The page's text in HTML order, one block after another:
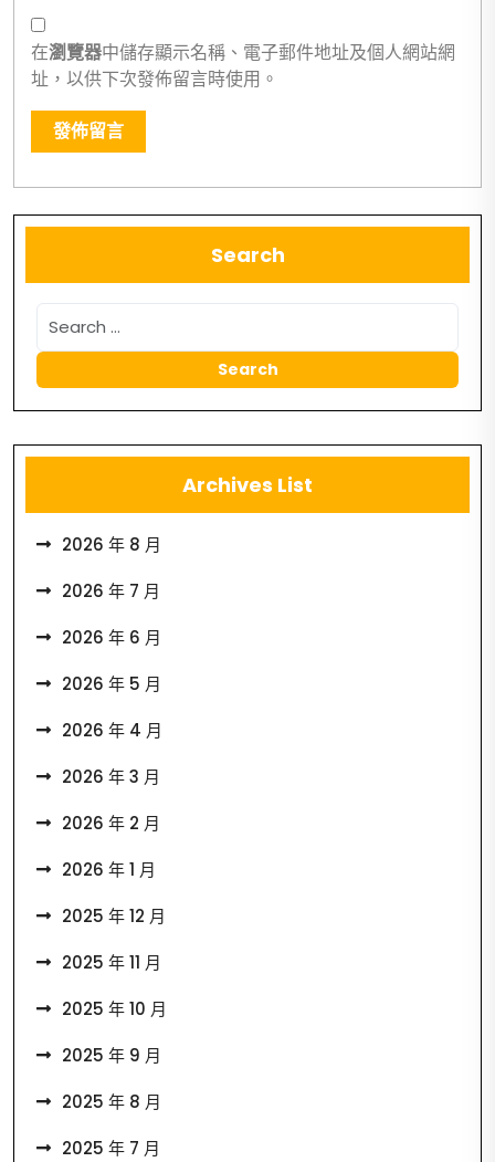
在瀏覽器中儲存顯示名稱、電子郵件地址及個人網站網
址，以供下次發佈留言時使用。
Search
Archives List
2026 年 8 月
2026 年 7 月
2026 年 6 月
2026 年 5 月
2026 年 4 月
2026 年 3 月
2026 年 2 月
2026 年 1 月
2025 年 12 月
2025 年 11 月
2025 年 10 月
2025 年 9 月
2025 年 8 月
2025 年 7 月